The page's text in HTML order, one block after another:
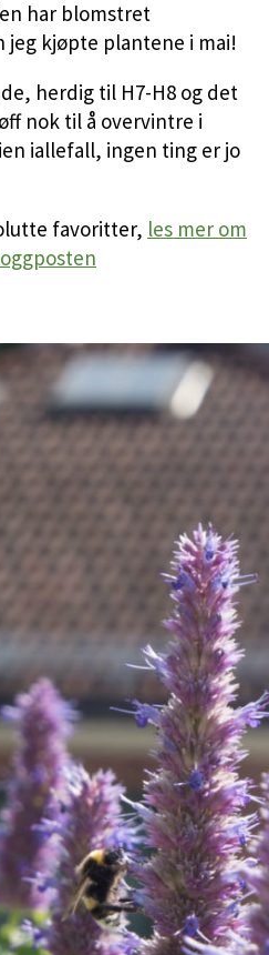
har blomstret
jeg kjøpte plantene i mai!
herdig til H7-H8 og det
nok til å overvintre i
iallefall, ingen ting er jo
favoritter, les mer om